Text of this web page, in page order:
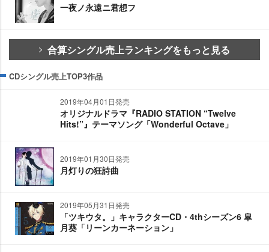
一夜ノ永遠ニ君想フ
合算シングル売上ランキングをもっと見る
CDシングル売上TOP3作品
2019年04月01日発売
オリジナルドラマ『RADIO STATION “Twelve
Hits!”』テーマソング「Wonderful Octave」
2019年01月30日発売
月灯りの狂詩曲
2019年05月31日発売
「ツキウタ。」キャラクターCD・4thシーズン6 皐
月葵「リーンカーネーション」